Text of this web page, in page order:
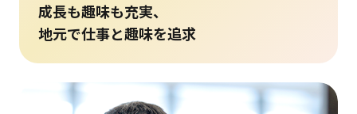
成長も趣味も充実、
地元で仕事と趣味を追求